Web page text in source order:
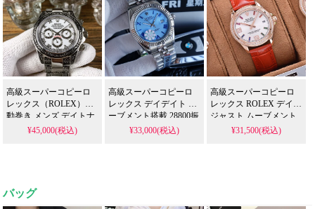
高級スーパーコピーロ
レックス（ROLEX）自
動巻き メンズ デイトナ
コピー通販|おしゃれ 腕
¥45,000(税込)
高級スーパーコピーロ
レックス デイデイト ム
ーブメント搭載 28800振
動|高級 ブランド腕時計
¥33,000(税込)
高級スーパーコピーロ
レックス ROLEX デイト
ジャスト ムーブメント
搭載|腕時計 レディース
¥31,500(税込)
バッグ